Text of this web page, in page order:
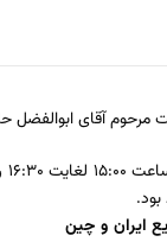
مرحوم آقای ابوالفضل
ایران و چین